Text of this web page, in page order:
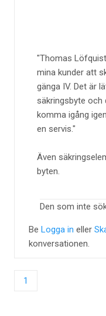
Thomas
mina kunder att
gänga IV. Det är
säkringsbyte och
komma igång
en servis.
Även
byten.
Den som inte
Be Logga in eller
konversationen.
1